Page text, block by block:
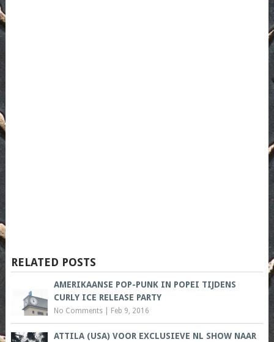
RELATED POSTS
AMERIKAANSE POP-PUNK IN POPEI TIJDENS
CURLY ICE RELEASE PARTY
No Comments| Feb 9, 2016
ATTILA (USA) VOOR EXCLUSIEVE NL SHOW NAAR